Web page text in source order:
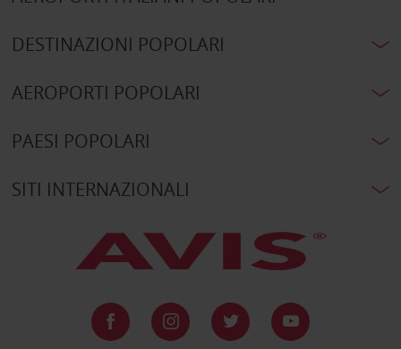
DESTINAZIONI POPOLARI
AEROPORTI POPOLARI
PAESI POPOLARI
SITI INTERNAZIONALI